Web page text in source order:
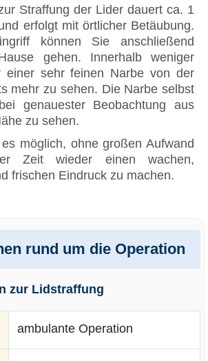
Straffung der Lider dauert ca. 1
erfolgt mit örtlicher Betäubung.
können Sie anschließend
gehen. Innerhalb weniger
einer sehr feinen Narbe von der
mehr zu sehen. Die Narbe selbst
genauester Beobachtung aus
zu sehen.
möglich, ohne großen Aufwand
Zeit wieder einen wachen,
frischen Eindruck zu machen.
rund um die Operation
zur Lidstraffung
ambulante Operation